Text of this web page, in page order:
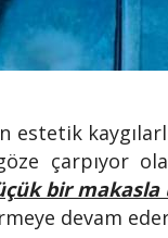
estetik
göze
bir
devam